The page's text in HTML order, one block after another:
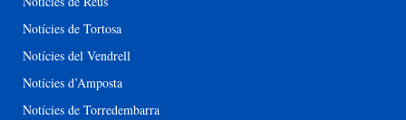
Notícies de Tortosa
Notícies del Vendrell
Notícies d’Amposta
Notícies de Torredembarra